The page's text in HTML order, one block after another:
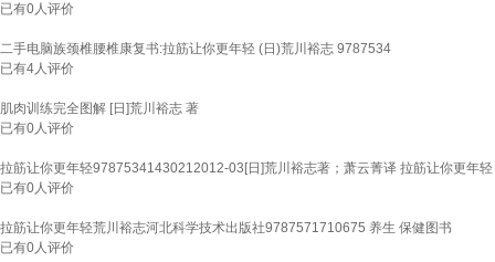
已有0人评价
二手电脑族颈椎腰椎康复书:拉筋让你更年轻 (日)荒川裕志 9787534
已有4人评价
肌肉训练完全图解 [日]荒川裕志 著
已有0人评价
拉筋让你更年轻97875341430212012-03[日]荒川裕志著；萧云菁译 拉筋让你更年轻
已有0人评价
拉筋让你更年轻荒川裕志河北科学技术出版社9787571710675 养生 保健图书
已有0人评价